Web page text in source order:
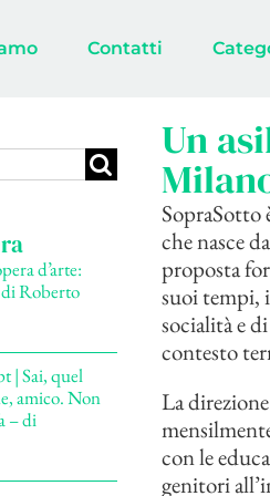
Contatti
Un
SopraSotto
che nasce
proposta
suoi tempi,
socialità e
contesto
La
con le
genitori
d’arte:
Roberto
| Sai, quel
amico. Non
– di